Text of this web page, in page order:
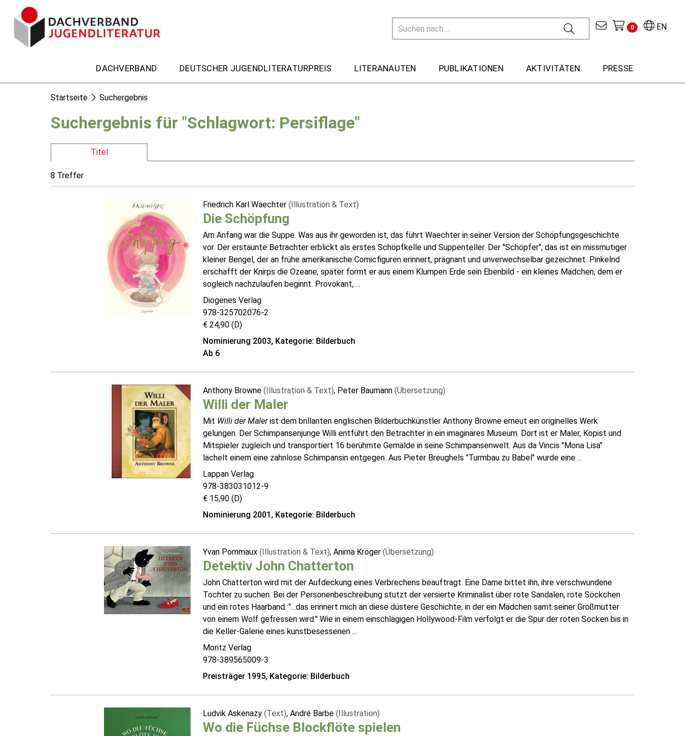
EN
0
DACHVERBAND DEUTSCHER JUGENDLITERATURPREIS LITERANAUTEN PUBLIKATIONEN AKTIVITÄTEN PRESSE
Startseite Suchergebnis
Suchergebnis für "Schlagwort: Persiflage"
Titel
8 Treffer
Friedrich Karl Waechter (Illustration & Text)
Die Schöpfung
Am Anfang war die Suppe. Was aus ihr geworden ist, das führt Waechter in seiner Version der Schöpfungsgeschichte
vor. Der erstaunte Betrachter erblickt als erstes Schöpfkelle und Suppenteller. Der "Schöpfer", das ist ein missmutiger
kleiner Bengel, der an frühe amerikanische Comicfiguren erinnert, prägnant und unverwechselbar gezeichnet. Pinkelnd
erschafft der Knirps die Ozeane, später formt er aus einem Klumpen Erde sein Ebenbild - ein kleines Mädchen, dem er
sogleich nachzulaufen beginnt. Provokant, ...
Diogenes Verlag
978-325702076-2
€ 24,90 (D)
Nominierung 2003, Kategorie: Bilderbuch
Ab 6
Anthony Browne (Illustration & Text), Peter Baumann (Übersetzung)
Willi der Maler
Mit Willi der Malerist dem brillanten englischen Bilderbuchkünstler Anthony Browne erneut ein originelles Werk
gelungen. Der Schimpansenjunge Willi entführt den Betrachter in ein imaginäres Museum. Dort ist er Maler, Kopist und
Mitspieler zugleich und transportiert 16 berühmte Gemälde in seine Schimpansenwelt. Aus da Vincis "Mona Lisa"
lächelt einem eine zahnlose Schimpansin entgegen. Aus Pieter Breughels "Turmbau zu Babel" wurde eine ...
Lappan Verlag
978-383031012-9
€ 15,90 (D)
Nominierung 2001, Kategorie: Bilderbuch
Yvan Pommaux (Illustration & Text), Anima Kröger (Übersetzung)
Detektiv John Chatterton
John Chatterton wird mit der Aufdeckung eines Verbrechens beauftragt. Eine Dame bittet ihn, ihre verschwundene
Tochter zu suchen. Bei der Personenbeschreibung stutzt der versierte Kriminalist über rote Sandalen, rote Söckchen
und ein rotes Haarband. "...das erinnert mich an diese düstere Geschichte, in der ein Mädchen samt seiner Großmutter
von einem Wolf gefressen wird." Wie in einem einschlägigen Hollywood-Film verfolgt er die Spur der roten Socken bis in
die Keller-Galerie eines kunstbesessenen ...
Moritz Verlag
978-389565009-3
Preisträger 1995, Kategorie: Bilderbuch
Ludvik Askenazy (Text), André Barbe (Illustration)
Wo die Füchse Blockflöte spielen